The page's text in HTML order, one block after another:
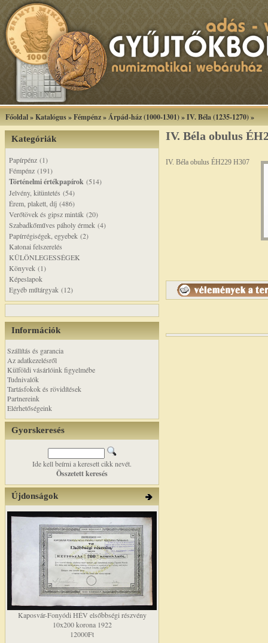
Főoldal»Katalógus»Fémpénz»Árpád-ház (1000-1301)»IV. Béla (1235-1270)»
Kategóriák
Papírpénz (1)
Fémpénz (191)
Történelmi értékpapírok (514)
Jelvény, kitüntetés (54)
Érem, plakett, díj (486)
Verőtövek és gipsz minták (20)
Szabadkőműves páholy érmek (4)
Papírrégiségek, egyebek (2)
Katonai felszerelés
KÜLÖNLEGESSÉGEK
Könyvek (1)
Képeslapok
Egyéb műtárgyak (12)
Információk
Szállítás és garancia
Az adatkezelésről
Külföldi vásárlóink figyelmébe
Tudnivalók
Tartásfokok és rövidítések
Partnereink
Elérhetőségeink
Gyorskeresés
Ide kell beírni a keresett cikk nevét.
Összetett keresés
Újdonságok
Kaposvár-Fonyódi HÉV elsőbbségi részvény
10x200 korona 1922
12000Ft
IV. Béla obulus
IV. Béla obulus ÉH229 H307